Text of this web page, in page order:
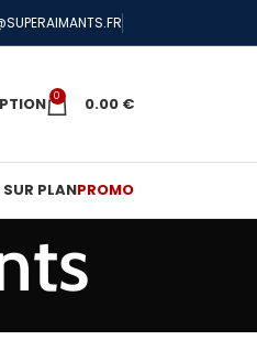
0 0.00 €
SUR PLANPROMO